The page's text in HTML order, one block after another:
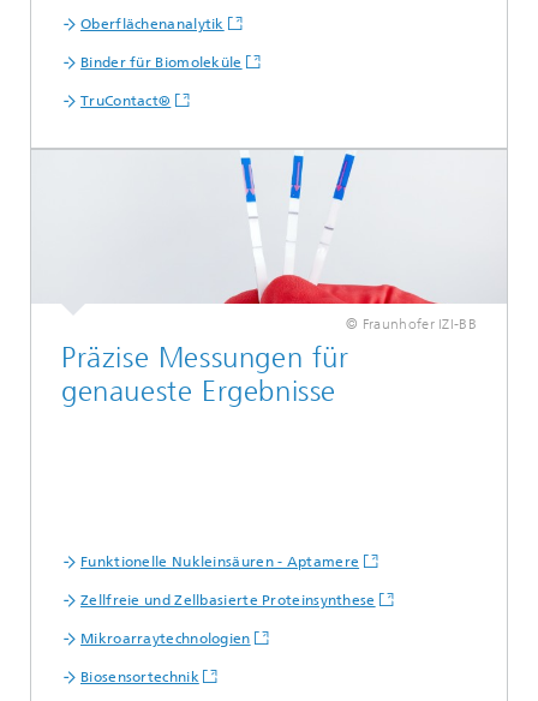
Oberflächenanalytik
Binder für Biomoleküle
TruContact®
© Fraunhofer IZI-BB
Präzise Messungen für
genaueste Ergebnisse
Funktionelle Nukleinsäuren - Aptamere
Zellfreie und Zellbasierte Proteinsynthese
Mikroarraytechnologien
Biosensortechnik